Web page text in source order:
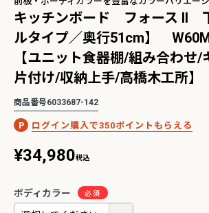
ォーム ラグジュアリー 関家
具
かった】二段ベッドがある暮ら
【私タイプの癒
「レブル」
キッチンボード フォース ll
ルタイプ／奥行51cm】
【ユニット食器棚/組み合わせ
片付け/収納上手/高橋木工所】
商品番号6033687-142
350
¥34,980税込
ボディカラー